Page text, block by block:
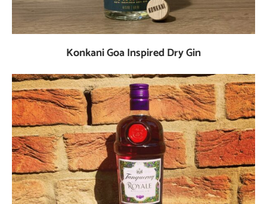
Konkani Goa Inspired Dry Gin